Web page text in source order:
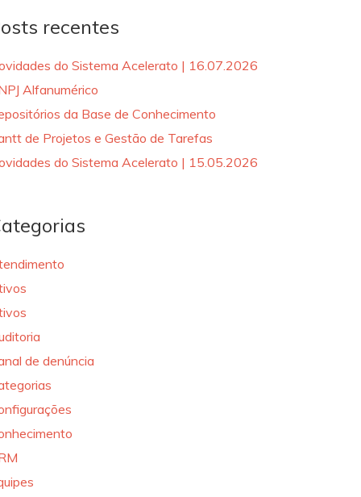
recentes
do Sistema Acelerato | 16.07.2026
Alfanumérico
da Base de Conhecimento
de Projetos e Gestão de Tarefas
do Sistema Acelerato | 15.05.2026
de denúncia